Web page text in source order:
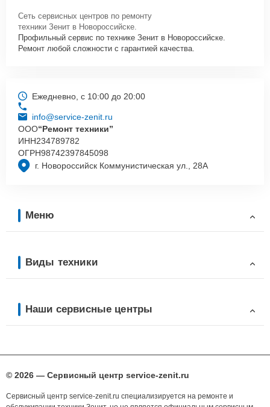
Сеть сервисных центров по ремонту
техники Зенит в Новороссийске.
Профильный сервис по технике Зенит в Новороссийске.
Ремонт любой сложности с гарантией качества.
г. Новороссийск Коммунистическая ул., 28А
Ежедневно, с 10:00 до 20:00
info@service-zenit.ru
ООО“Ремонт техники”
ИНН234789782
ОГРН98742397845098
Меню
Виды техники
Наши сервисные центры
© 2026 — Сервисный центр service-zenit.ru
Сервисный центр service-zenit.ru специализируется на ремонте и